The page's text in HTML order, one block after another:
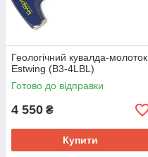
Геологічний кувалда-молоток
Estwing (B3-4LBL)
Готово до відправки
4 550 ₴
Купити